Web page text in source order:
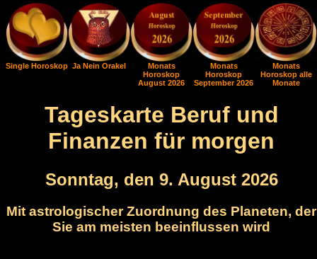
Single Horoskop Ja Nein Orakel
Monats
Horoskop
August 2026
Monats
Horoskop
September 2026
Monats
Horoskop alle
Monate
Tageskarte Beruf und
Finanzen für morgen
Sonntag, den 9. August 2026
Mit astrologischer Zuordnung des Planeten, der
Sie am meisten beeinflussen wird